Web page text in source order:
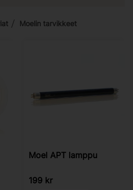
Moelin tarvikkeet
Moel APT lamppu
199 kr